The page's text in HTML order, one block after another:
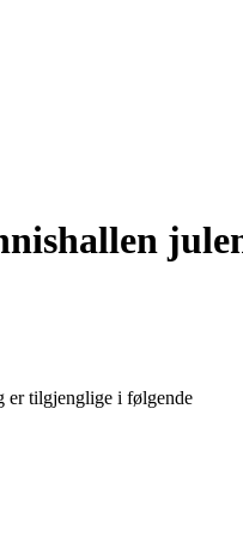
er tilgjenglige i følgende